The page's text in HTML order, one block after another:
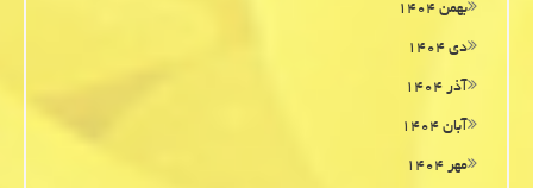
بهمن ۱۴۰۴
دی ۱۴۰۴
آذر ۱۴۰۴
آبان ۱۴۰۴
مهر ۱۴۰۴